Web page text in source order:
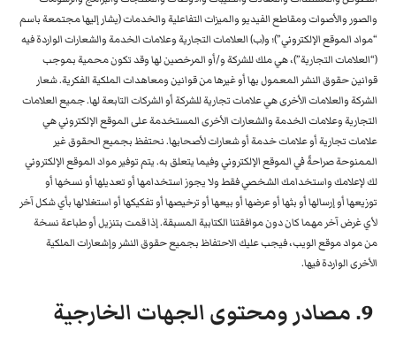
والصور والأصوات ومقاطع الفيديو والميزات التفاعلية والخدمات (يشار إليها مجتمعة باسم
“مواد الموقع الإلكتروني”)؛ و(ب) العلامات التجارية وعلامات الخدمة والشعارات الواردة فيه
(“العلامات التجارية”)، هي ملك للشركة و/أو المرخصين لها وقد تكون محمية بموجب
قوانين حقوق النشر المعمول بها أو غيرها من قوانين ومعاهدات الملكية الفكرية. شعار
الشركة والعلامات الأخرى هي علامات تجارية للشركة أو الشركات التابعة لها. جميع العلامات
التجارية وعلامات الخدمة والشعارات الأخرى المستخدمة على الموقع الإلكتروني هي
علامات تجارية أو علامات خدمة أو شعارات لأصحابها. نحتفظ بجميع الحقوق غير
الممنوحة صراحةً في الموقع الإلكتروني وفيما يتعلق به. يتم توفير مواد الموقع الإلكتروني
لك لإعلامك واستخدامك الشخصي فقط ولا يجوز استخدامها أو تعديلها أو نسخها أو
توزيعها أو إرسالها أو بثها أو عرضها أو بيعها أو ترخيصها أو تفكيكها أو استغلالها بأي شكل آخر
لأي غرض آخر مهما كان دون موافقتنا الكتابية المسبقة. إذا قمت بتنزيل أو طباعة نسخة
من مواد موقع الويب، فيجب عليك الاحتفاظ بجميع حقوق النشر وإشعارات الملكية
الأخرى الواردة فيها.
9. مصادر ومحتوى الجهات الخارجية